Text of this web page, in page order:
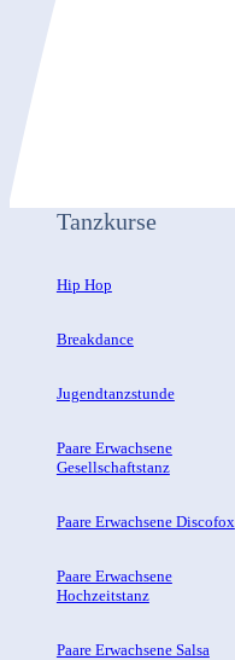
Tanzkurse
Hip Hop
Breakdance
Jugendtanzstunde
Paare Erwachsene
Gesellschaftstanz
Paare Erwachsene Discofox
Paare Erwachsene
Hochzeitstanz
Paare Erwachsene Salsa